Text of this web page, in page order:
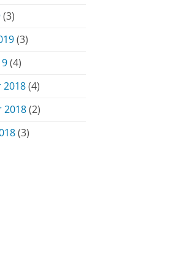
(3)
(3)
(4)
2018(4)
2018(2)
(3)